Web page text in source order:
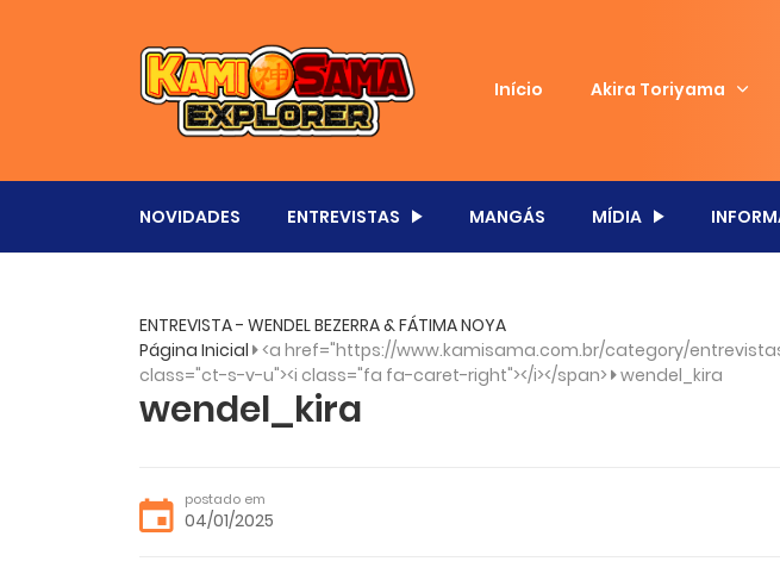
Início Akira Toriyama
NOVIDADES ENTREVISTAS MANGÁS MÍDIA
ENTREVISTA - WENDEL BEZERRA & FÁTIMA NOYA
Página Inicial <a href="https://www.kamisama.com.br/category/entrevistas/
class="ct-s-v-u"><i class="fa fa-caret-right"></i></span> wendel_kira
wendel_kira
postado em
04/01/2025